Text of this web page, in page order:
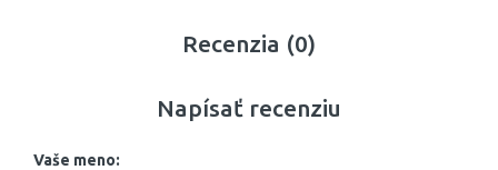
Recenzia (0)
Napísať recenziu
Vaše meno: